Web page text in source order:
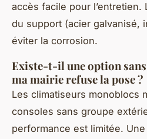
accès facile pour l’entretien.
du support (acier galvanisé,
éviter la corrosion.
Existe-t-il une option
ma mairie refuse la pose ?
Les climatiseurs monoblocs
consoles sans groupe
performance est limitée.